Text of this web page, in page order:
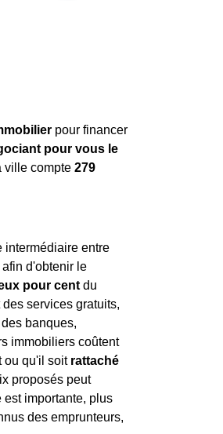
pour financer
pour vous le
ville compte 279
intermédiaire entre
afin d'obtenir le
pour cent du
services gratuits,
banques,
immobiliers coûtent
ou qu'il soit rattaché
proposés peut
est importante, plus
des emprunteurs,